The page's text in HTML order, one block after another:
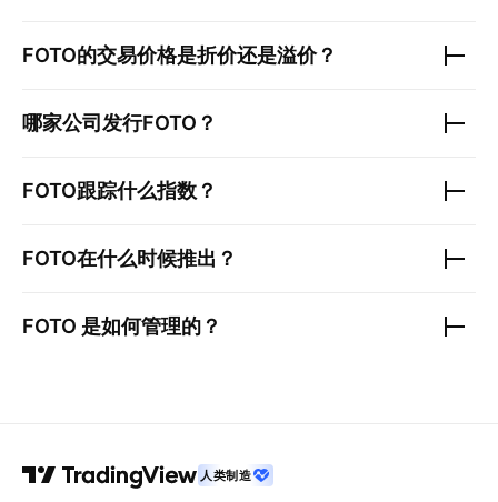
FOTO的交易价格是折价还是溢价？
哪家公司发行FOTO ？
FOTO跟踪什么指数？
FOTO在什么时候推出？
FOTO 是如何管理的？
人类制造